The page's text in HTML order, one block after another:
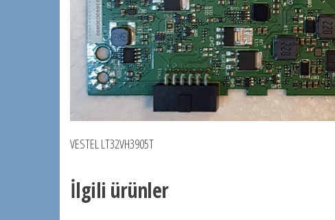
VESTEL LT32VH3905T
İlgili ürünler